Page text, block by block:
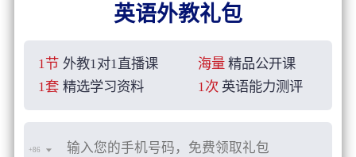
英语外教礼包
1节 外教1对1直播课 海量 精品公开课
1套 精选学习资料 1次 英语能力测评
+86